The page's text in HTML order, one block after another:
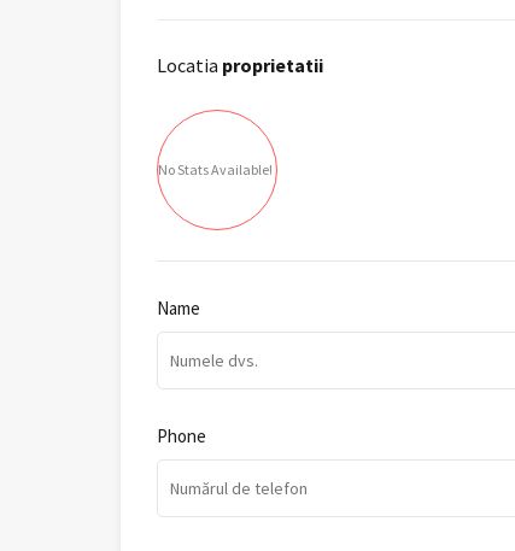
Locatia proprietatii
No Stats Available!
Name
Phone